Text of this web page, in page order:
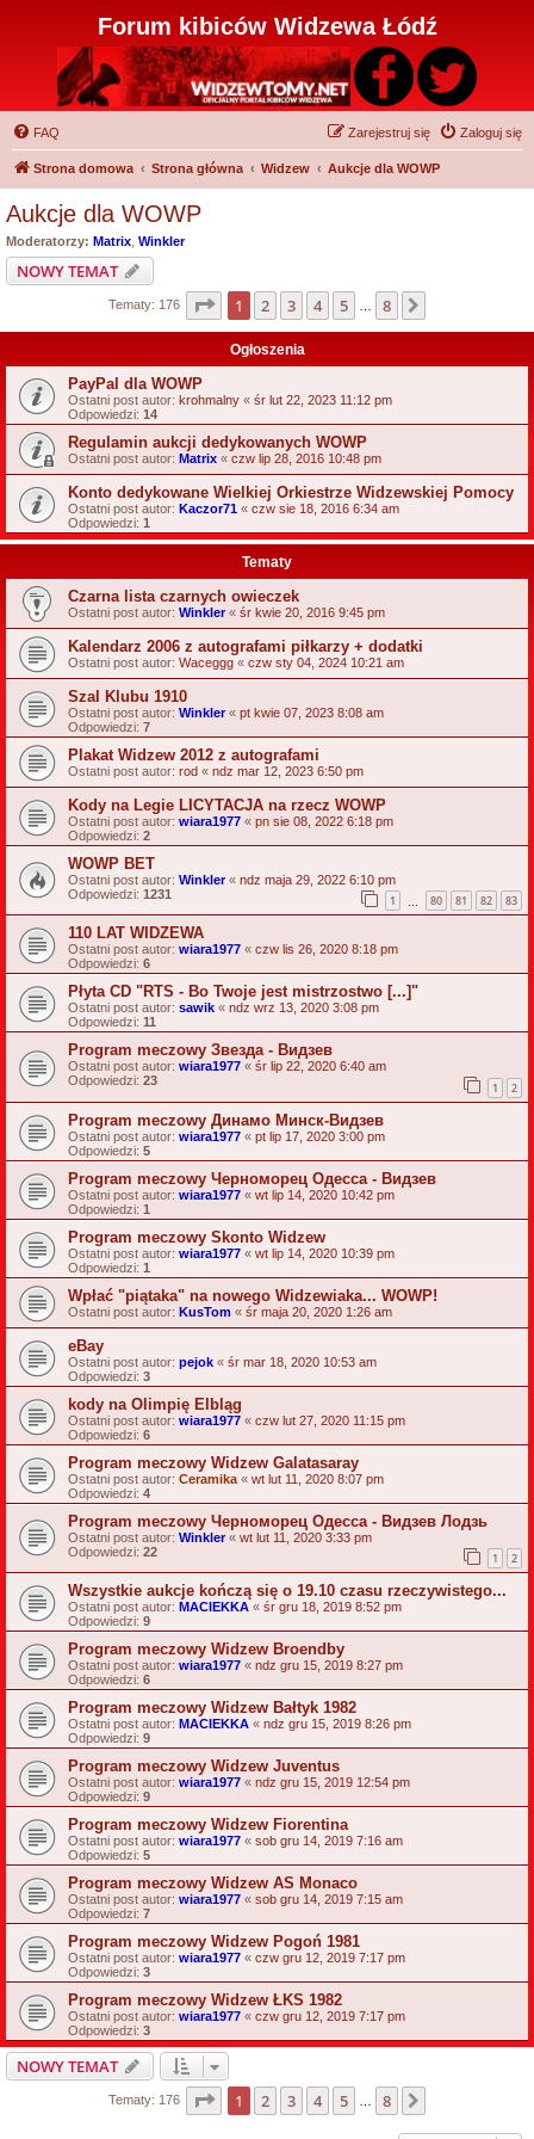
Forum kibiców Widzewa Łódź
FAQ Zaloguj się
Zarejestruj się
Strona domowa Strona główna Widzew Aukcje dla WOWP
Aukcje dla WOWP
Moderatorzy: Matrix Winkler
NOWY TEMAT
Tematy: 176 Strona z8
1 2 3 4 5 8
Ogłoszenia
PayPal dla WOWP
Ostatni post autor: krohmalny « śr lut 22, 2023 11:12 pm
Odpowiedzi: 14
Regulamin aukcji dedykowanych WOWP
Ostatni post autor: Matrix « czw lip 28, 2016 10:48 pm
Konto dedykowane Wielkiej Orkiestrze Widzewskiej Pomocy
Ostatni post autor: Kaczor71 « czw sie 18, 2016 6:34 am
Odpowiedzi: 1
Tematy
Czarna lista czarnych owieczek
Ostatni post autor: Winkler« śr kwie 20, 2016 9:45 pm
Kalendarz 2006 z autografami piłkarzy + dodatki
Ostatni post autor: Waceggg « czw sty 04, 2024 10:21 am
Szal Klubu 1910
Ostatni post autor: Winkler« pt kwie 07, 2023 8:08 am
Odpowiedzi: 7
Plakat Widzew 2012 z autografami
Ostatni post autor: rod « ndz mar 12, 2023 6:50 pm
Kody na Legie LICYTACJA na rzecz WOWP
Ostatni post autor: wiara1977 « pn sie 08, 2022 6:18 pm
Odpowiedzi: 2
WOWP BET
Ostatni post autor: Winkler« ndz maja 29, 2022 6:10 pm
Odpowiedzi: 1231 1 80 81 82 83
110 LAT WIDZEWA
Ostatni post autor: wiara1977 « czw lis 26, 2020 8:18 pm
Odpowiedzi: 6
Płyta CD "RTS - Bo Twoje jest mistrzostwo [...]"
Ostatni post autor: sawik « ndz wrz 13, 2020 3:08 pm
Odpowiedzi: 11
Program meczowy Звезда - Видзев
Ostatni post autor: wiara1977 « śr lip 22, 2020 6:40 am
Odpowiedzi: 23 1 2
Program meczowy Динамо Минск-Видзев
Ostatni post autor: wiara1977 « pt lip 17, 2020 3:00 pm
Odpowiedzi: 5
Program meczowy Черноморец Одесса - Видзев
Ostatni post autor: wiara1977 « wt lip 14, 2020 10:42 pm
Odpowiedzi: 1
Program meczowy Skonto Widzew
Ostatni post autor: wiara1977 « wt lip 14, 2020 10:39 pm
Odpowiedzi: 1
Wpłać "piątaka" na nowego Widzewiaka... WOWP!
Ostatni post autor: KusTom « śr maja 20, 2020 1:26 am
eBay
Ostatni post autor: pejok « śr mar 18, 2020 10:53 am
Odpowiedzi: 3
kody na Olimpię Elbląg
Ostatni post autor: wiara1977 « czw lut 27, 2020 11:15 pm
Odpowiedzi: 6
Program meczowy Widzew Galatasaray
Ostatni post autor: Ceramika « wt lut 11, 2020 8:07 pm
Odpowiedzi: 4
Program meczowy Черноморец Одесса - Видзев Лодзь
Ostatni post autor: Winkler« wt lut 11, 2020 3:33 pm
Odpowiedzi: 22 1 2
Wszystkie aukcje kończą się o 19.10 czasu rzeczywistego...
Ostatni post autor: MACIEKKA « śr gru 18, 2019 8:52 pm
Odpowiedzi: 9
Program meczowy Widzew Broendby
Ostatni post autor: wiara1977 « ndz gru 15, 2019 8:27 pm
Odpowiedzi: 6
Program meczowy Widzew Bałtyk 1982
Ostatni post autor: MACIEKKA « ndz gru 15, 2019 8:26 pm
Odpowiedzi: 9
Program meczowy Widzew Juventus
Ostatni post autor: wiara1977 « ndz gru 15, 2019 12:54 pm
Odpowiedzi: 9
Program meczowy Widzew Fiorentina
Ostatni post autor: wiara1977 « sob gru 14, 2019 7:16 am
Odpowiedzi: 5
Program meczowy Widzew AS Monaco
Ostatni post autor: wiara1977 « sob gru 14, 2019 7:15 am
Odpowiedzi: 7
Program meczowy Widzew Pogoń 1981
Ostatni post autor: wiara1977 « czw gru 12, 2019 7:17 pm
Odpowiedzi: 3
Program meczowy Widzew ŁKS 1982
Ostatni post autor: wiara1977 « czw gru 12, 2019 7:17 pm
Odpowiedzi: 3
NOWY TEMAT
Tematy: 176 Strona z8
1 2 3 4 5 … 8